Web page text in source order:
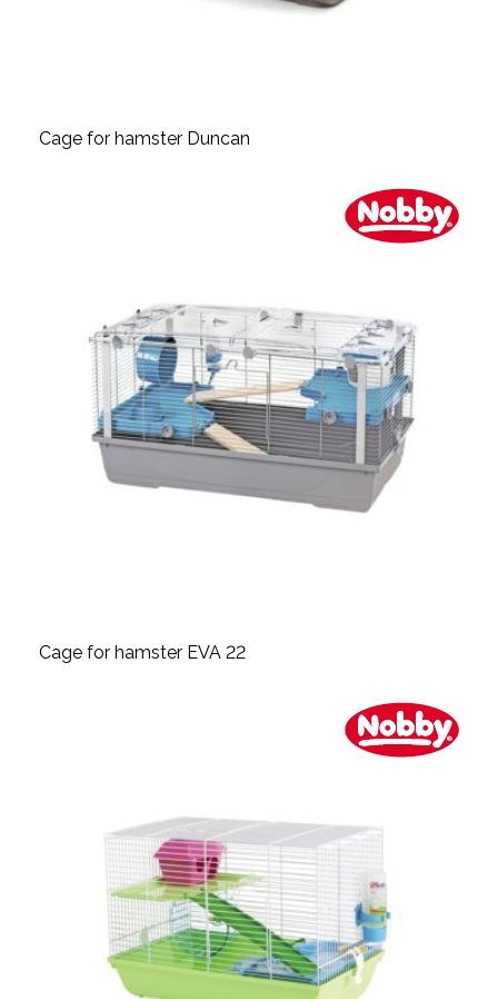
Cage for hamster Duncan
Cage for hamster EVA 22